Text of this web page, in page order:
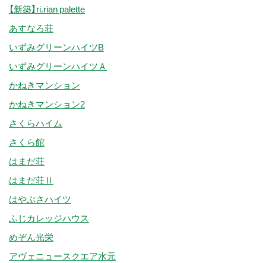
【新築】ri.rian palette
あすなろ荘
いずみグリーンハイツB
いずみグリーンハイツＡ
かねきマンション
かねきマンション2
さくらハイム
さくら館
はまだ荘
はまだ荘Ⅱ
はやぶさハイツ
ふじカレッジハウス
めぞん光栄
アヴェニュースクエア水元